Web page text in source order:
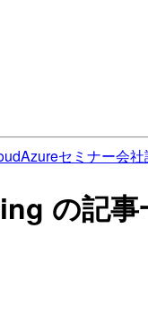
Azureセミナー会社
の記事